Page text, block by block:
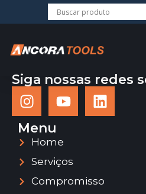
Siga nossas redes
Menu
Home
Serviços
Compromisso